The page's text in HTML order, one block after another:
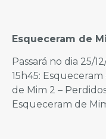
Esqueceram de
Passará no dia 25/
15h45:
de Mim 2 –
Esqueceram de